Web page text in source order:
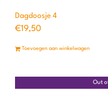
Dagdoosje 4
€19,50
Toevoegen aan winkelwagen
Out